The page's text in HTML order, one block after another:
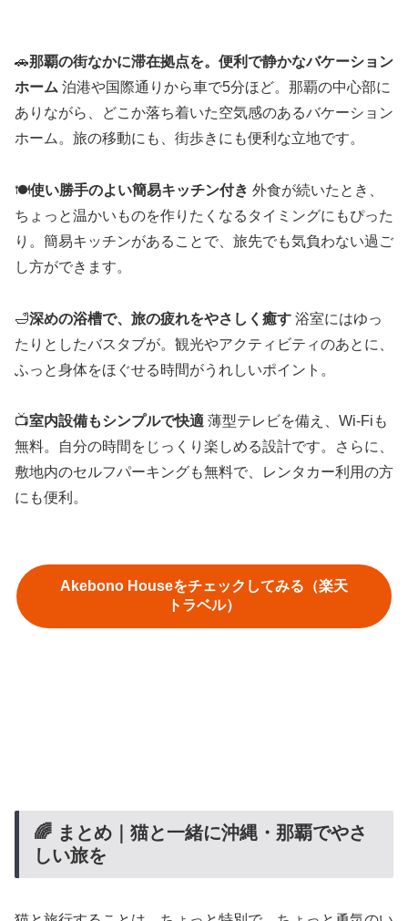
🚗那覇の街なかに滞在拠点を。便利で静かなバケーション
ホーム 泊港や国際通りから車で5分ほど。那覇の中心部に
ありながら、どこか落ち着いた空気感のあるバケーション
ホーム。旅の移動にも、街歩きにも便利な立地です。
🍽️使い勝手のよい簡易キッチン付き 外食が続いたとき、
ちょっと温かいものを作りたくなるタイミングにもぴった
り。簡易キッチンがあることで、旅先でも気負わない過ご
し方ができます。
🛁深めの浴槽で、旅の疲れをやさしく癒す 浴室にはゆっ
たりとしたバスタブが。観光やアクティビティのあとに、
ふっと身体をほぐせる時間がうれしいポイント。
📺室内設備もシンプルで快適 薄型テレビを備え、Wi-Fiも
無料。自分の時間をじっくり楽しめる設計です。さらに、
敷地内のセルフパーキングも無料で、レンタカー利用の方
にも便利。
Akebono Houseをチェックしてみる（楽天
トラベル）
🌈 まとめ｜猫と一緒に沖縄・那覇でやさ
しい旅を